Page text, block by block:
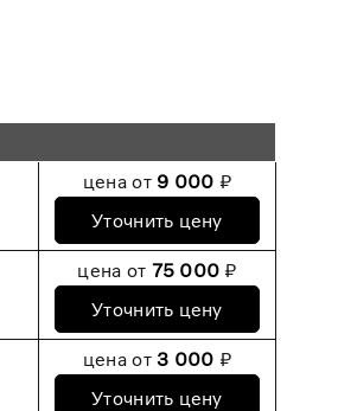
цена от 9 000 ₽
Уточнить цену
цена от 75 000 ₽
Уточнить цену
цена от3 000 ₽
Уточнить цену